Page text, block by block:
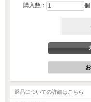
に沿って、節減対象農薬
量を5割以下に抑えていま
美味しさはそのままに、安
農林水産省 特別栽培農産
購入数： 個
返品についての詳細はこちら